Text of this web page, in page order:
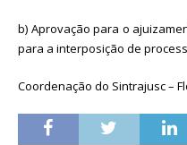
b) Aprovação para o
para a interposição de
Coordenação do Sintrajusc –